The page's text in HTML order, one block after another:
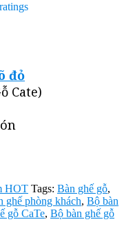
đỏ
Cate)
HOT Tags: Bàn ghế gỗ,
ghế phòng khách, Bộ bàn
gỗ CaTe, Bộ bàn ghế gỗ